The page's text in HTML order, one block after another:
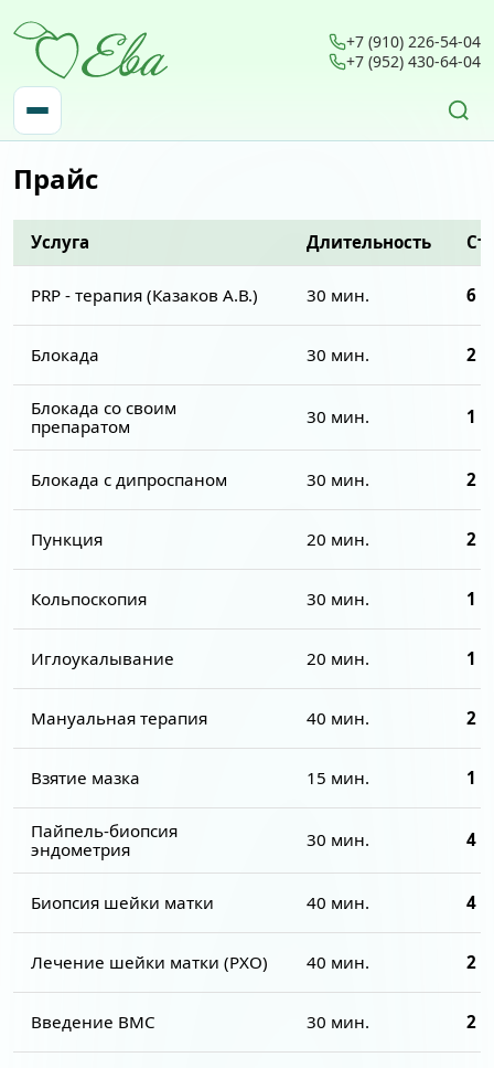
+7 (910) 226-54-04
+7 (952) 430-64-04
Прайс
Услуга Длительность
PRP - терапия (Казаков А.В.) 30 мин. 6
Блокада 30 мин. 2
Блокада со своим
препаратом
30 мин. 1
Блокада с дипроспаном 30 мин. 2
Пункция 20 мин. 2
Кольпоскопия 30 мин. 1
Иглоукалывание 20 мин. 1
Мануальная терапия 40 мин. 2
Взятие мазка 15 мин. 1
Пайпель-биопсия
эндометрия
30 мин. 4
Биопсия шейки матки 40 мин. 4
Лечение шейки матки (РХО) 40 мин. 2
Введение ВМС 30 мин. 2